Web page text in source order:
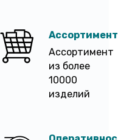
Ассортимент
Ассортимент
из более
10000
изделий